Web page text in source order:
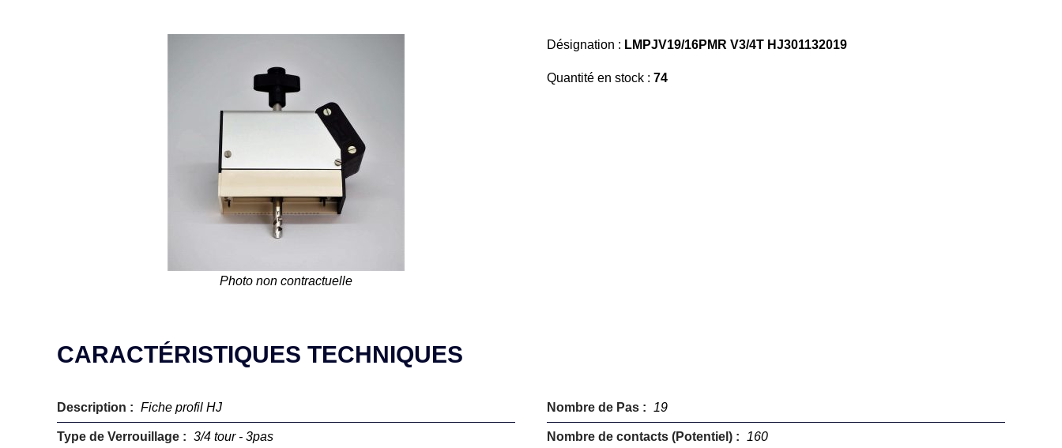
Photo non contractuelle
Désignation : LMPJV19/16PMR V3/4T HJ301132019
Quantité en stock : 74
CARACTÉRISTIQUES TECHNIQUES
Description : Fiche profil HJ Nombre de Pas : 19
Type de Verrouillage : 3/4 tour - 3pas Nombre de contacts (Potentiel) : 160